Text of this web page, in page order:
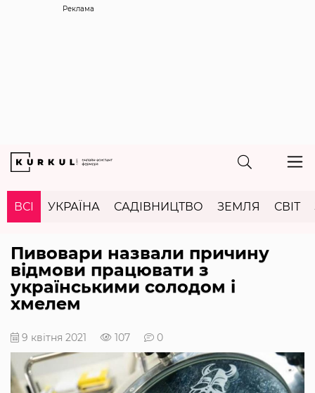
Реклама
ВСІ УКРАЇНА САДІВНИЦТВО ЗЕМЛЯ СВІТ
Пивовари назвали причину
відмови працювати з
українськими солодом і
хмелем
9 квітня 2021 107 0